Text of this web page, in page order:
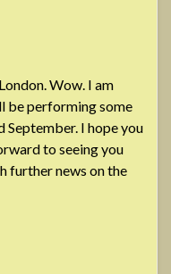
Wow. I am
be performing some
September. I hope you
to seeing you
further news on the